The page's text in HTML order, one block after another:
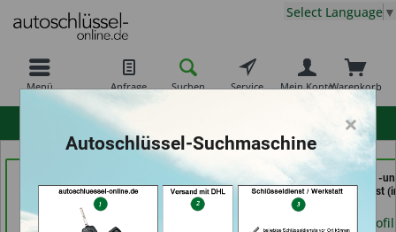
Menü Anfrage Suchen Service Warenkorb
Mein Konto
Select Language ▼
Profi Dschurny (in
Händlerprofil
Carkeys Augsburg &
ECU Service (in
Friedberg)
In Time Schuh -
Schlüsseldienst
Händlerprofil
×
Autoschlüssel-Suchmaschine